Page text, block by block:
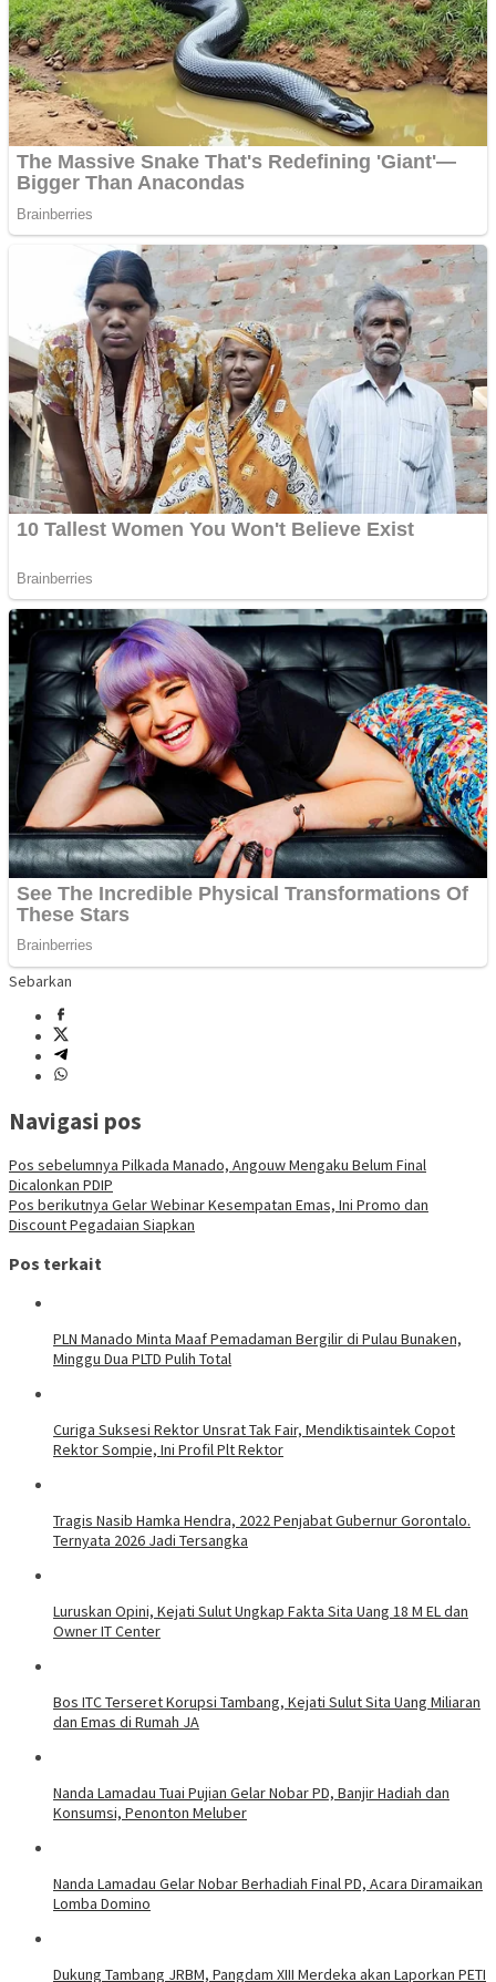
Sebarkan
Navigasi pos
Pos sebelumnya Pilkada Manado, Angouw Mengaku Belum Final
Dicalonkan PDIP
Pos berikutnya Gelar Webinar Kesempatan Emas, Ini Promo dan
Discount Pegadaian Siapkan
Pos terkait
PLN Manado Minta Maaf Pemadaman Bergilir di Pulau Bunaken,
Minggu Dua PLTD Pulih Total
Curiga Suksesi Rektor Unsrat Tak Fair, Mendiktisaintek Copot
Rektor Sompie, Ini Profil Plt Rektor
Tragis Nasib Hamka Hendra, 2022 Penjabat Gubernur Gorontalo.
Ternyata 2026 Jadi Tersangka
Luruskan Opini, Kejati Sulut Ungkap Fakta Sita Uang 18 M EL dan
Owner IT Center
Bos ITC Terseret Korupsi Tambang, Kejati Sulut Sita Uang Miliaran
dan Emas di Rumah JA
Nanda Lamadau Tuai Pujian Gelar Nobar PD, Banjir Hadiah dan
Konsumsi, Penonton Meluber
Nanda Lamadau Gelar Nobar Berhadiah Final PD, Acara Diramaikan
Lomba Domino
Dukung Tambang JRBM, Pangdam XIII Merdeka akan Laporkan PETI